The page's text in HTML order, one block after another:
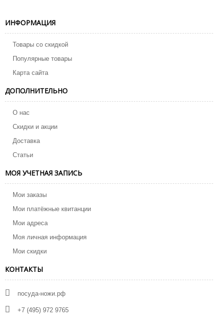
ИНФОРМАЦИЯ
Товары со скидкой
Популярные товары
Карта сайта
ДОПОЛНИТЕЛЬНО
О нас
Скидки и акции
Доставка
Статьи
МОЯ УЧЕТНАЯ ЗАПИСЬ
Мои заказы
Мои платёжные квитанции
Мои адреса
Моя личная информация
Мои скидки
КОНТАКТЫ
посуда-ножи.рф
+7 (495) 972 9765